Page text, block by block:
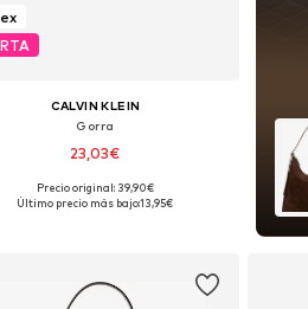
CALVIN KLEIN
Gorra
23,03€
Tallas disponibles: 55-60
Precio original: 39,90€
Último precio más bajo:13,95€